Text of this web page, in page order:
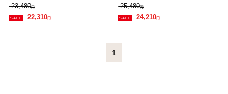
プリング アイアンベッド スチール
ベッド 体圧分散 セミシングル ホワ
イト ネルコZマットレス付 【大型家
23,480円
22,310円
プリング アイアンベッド スチール
ベッド 体圧分散 セミシングル ホワ
イト バリューマットレス付 【大型
25,480円
24,210円
1